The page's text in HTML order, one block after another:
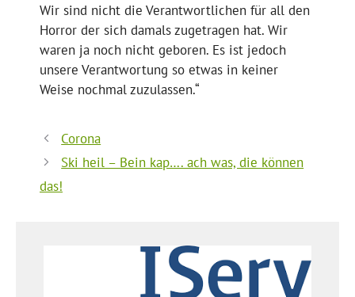
Wir sind nicht die Verantwortlichen für all den
Horror der sich damals zugetragen hat. Wir
waren ja noch nicht geboren. Es ist jedoch
unsere Verantwortung so etwas in keiner
Weise nochmal zuzulassen.“
Corona
Ski heil – Bein kap…. ach was, die können
das!